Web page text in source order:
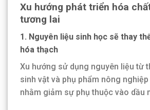
Xu hướng phát triển hóa
tương lai
1. Nguyên liệu sinh học sẽ thay
hóa thạch
Xu hướng sử dụng nguyên liệu từ
sinh vật và phụ phẩm nông
nhằm giảm sự phụ thuộc vào dầu